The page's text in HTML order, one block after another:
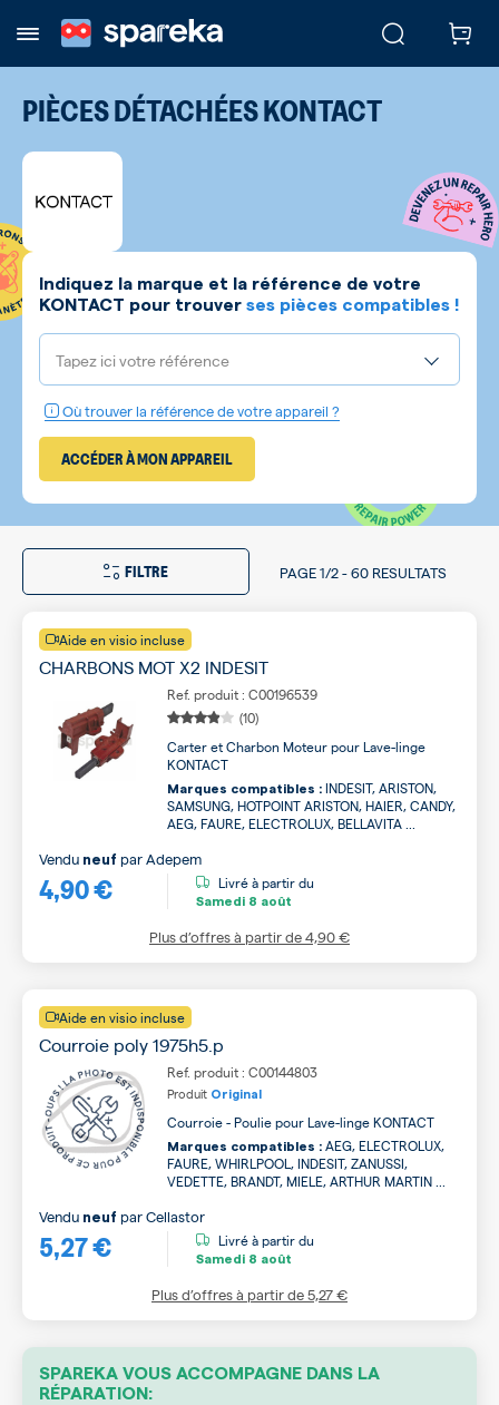
PIÈCES DÉTACHÉESKONTACT
Indiquez la marque et la référence de votre
KONTACT pour trouver ses pièces compatibles !
Tapez ici votre référence
Où trouver la référence de votre appareil ?
ACCÉDER À MON APPAREIL
FILTRE PAGE1/2-60 RESULTATS
Aide en visio incluse
CHARBONS MOT X2 INDESIT
Ref. produit : C00196539
(10)
Carter et Charbon Moteur pour Lave-linge
KONTACT
Marques compatibles : INDESIT, ARISTON,
SAMSUNG, HOTPOINT ARISTON, HAIER, CANDY,
AEG, FAURE, ELECTROLUX, BELLAVITA ...
4,90 €
Vendu neuf parAdepem
Livré à partir du
Samedi 8 août
Plus d’offres à partir de4,90 €
Aide en visio incluse
Courroie poly 1975h5.p
Ref. produit : C00144803
Produit Original
Courroie - Poulie pour Lave-linge KONTACT
Marques compatibles : AEG, ELECTROLUX,
FAURE, WHIRLPOOL, INDESIT, ZANUSSI,
VEDETTE, BRANDT, MIELE, ARTHUR MARTIN ...
5,27 €
Vendu neuf parCellastor
Livré à partir du
Samedi 8 août
Plus d’offres à partir de5,27 €
SPAREKA VOUS ACCOMPAGNE DANS LA
RÉPARATION: